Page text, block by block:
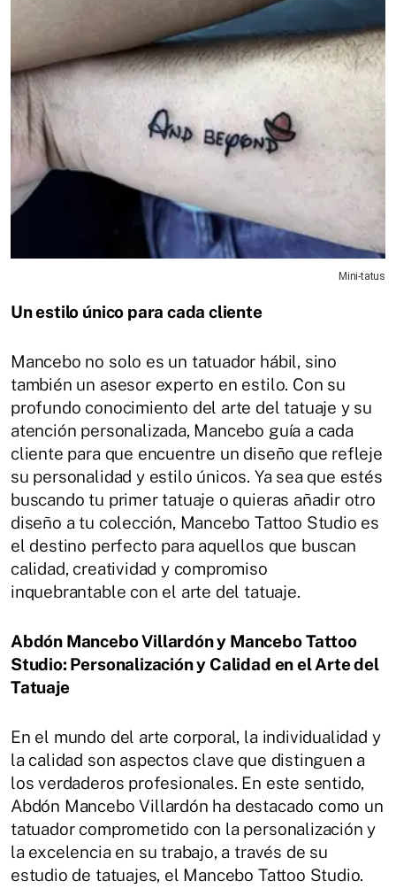
Mini-tatus
Un estilo único para cada cliente
Mancebo no solo es un tatuador hábil, sino
también un asesor experto en estilo. Con su
profundo conocimiento del arte del tatuaje y su
atención personalizada, Mancebo guía a cada
cliente para que encuentre un diseño que refleje
su personalidad y estilo únicos. Ya sea que estés
buscando tu primer tatuaje o quieras añadir otro
diseño a tu colección, Mancebo Tattoo Studio es
el destino perfecto para aquellos que buscan
calidad, creatividad y compromiso
inquebrantable con el arte del tatuaje.
Abdón Mancebo Villardón y Mancebo Tattoo
Studio: Personalización y Calidad en el Arte del
Tatuaje
En el mundo del arte corporal, la individualidad y
la calidad son aspectos clave que distinguen a
los verdaderos profesionales. En este sentido,
Abdón Mancebo Villardón ha destacado como un
tatuador comprometido con la personalización y
la excelencia en su trabajo, a través de su
estudio de tatuajes, el Mancebo Tattoo Studio.